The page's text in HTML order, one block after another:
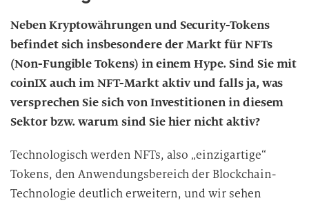
Neben Kryptowährungen und Security-Tokens
befindet sich insbesondere der Markt für NFTs
(Non-Fungible Tokens) in einem Hype. Sind Sie mit
coinIX auch im NFT-Markt aktiv und falls ja, was
versprechen Sie sich von Investitionen in diesem
Sektor bzw. warum sind Sie hier nicht aktiv?
Technologisch werden NFTs, also „einzigartige“
Tokens, den Anwendungsbereich der Blockchain-
Technologie deutlich erweitern, und wir sehen